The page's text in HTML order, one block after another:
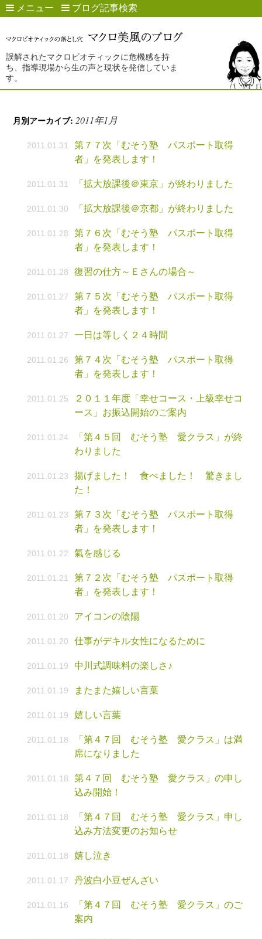
メニュー ブログ記事検索
誤解されたマクロビオティックに危機感を持
ち、指導現場から生の声と現状を発信していま
す。
月別アーカイブ:2011年1月
2011.01.31
第７７次「むそう塾 パスポート取得
者」を発表します！
2011.01.31 「拡大放課後＠東京」が終わりました
2011.01.30 「拡大放課後＠京都」が終わりました
2011.01.28
第７６次「むそう塾 パスポート取得
者」を発表します！
2011.01.28 復習の仕方～Ｅさんの場合～
2011.01.27
第７５次「むそう塾 パスポート取得
者」を発表します！
2011.01.27 一日は等しく２４時間
2011.01.26
第７４次「むそう塾 パスポート取得
者」を発表します！
2011.01.25
２０１１年度「幸せコース・上級幸せコ
ース」お振込開始のご案内
2011.01.24
「第４５回 むそう塾 愛クラス」が終
わりました
2011.01.23
揚げました！ 食べました！ 驚きまし
た！
2011.01.23
第７３次「むそう塾 パスポート取得
者」を発表します！
2011.01.22 氣を感じる
2011.01.21
第７２次「むそう塾 パスポート取得
者」を発表します！
2011.01.20 アイコンの陰陽
2011.01.20 仕事がデキル女性になるために
2011.01.19 中川式調味料の楽しさ♪
2011.01.19 またまた嬉しい言葉
2011.01.19 嬉しい言葉
2011.01.18
「第４７回 むそう塾 愛クラス」は満
席になりました
2011.01.18
第４７回 むそう塾 愛クラス」の申し
込み開始！
2011.01.18
「第４７回 むそう塾 愛クラス」申し
込み方法変更のお知らせ
2011.01.18 嬉し泣き
2011.01.17 丹波白小豆ぜんざい
2011.01.16
「第４７回 むそう塾 愛クラス」のご
案内